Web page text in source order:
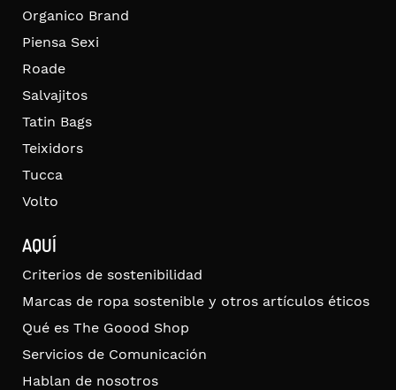
Organico Brand
Piensa Sexi
Roade
Salvajitos
Tatin Bags
Teixidors
Tucca
Volto
AQUÍ
Criterios de sostenibilidad
Marcas de ropa sostenible y otros artículos éticos
Qué es The Goood Shop
Servicios de Comunicación
Hablan de nosotros